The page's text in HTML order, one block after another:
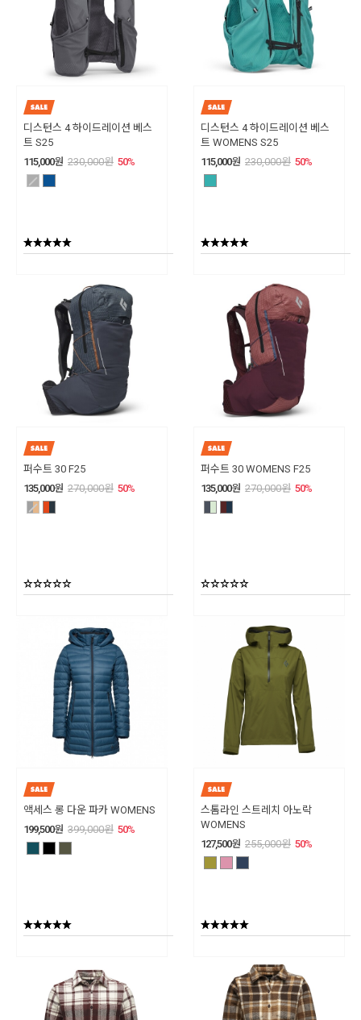
디스턴스 4 하이드레이션 베스
트 S25
115,000원 230,000원 50%
디스턴스 4 하이드레이션 베스
트 WOMENS S25
115,000원 230,000원 50%
퍼수트 30 F25
135,000원 270,000원 50%
퍼수트 30 WOMENS F25
135,000원 270,000원 50%
액세스 롱 다운 파카 WOMENS
199,500원 399,000원 50%
스톰라인 스트레치 아노락
WOMENS
127,500원 255,000원 50%